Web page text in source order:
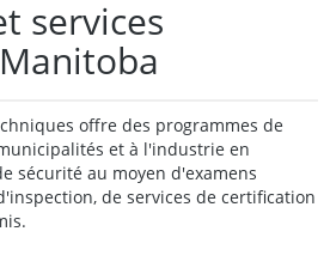
services
offre des programmes de
et à l'industrie en
sécurité au moyen d'examens
de services de certification